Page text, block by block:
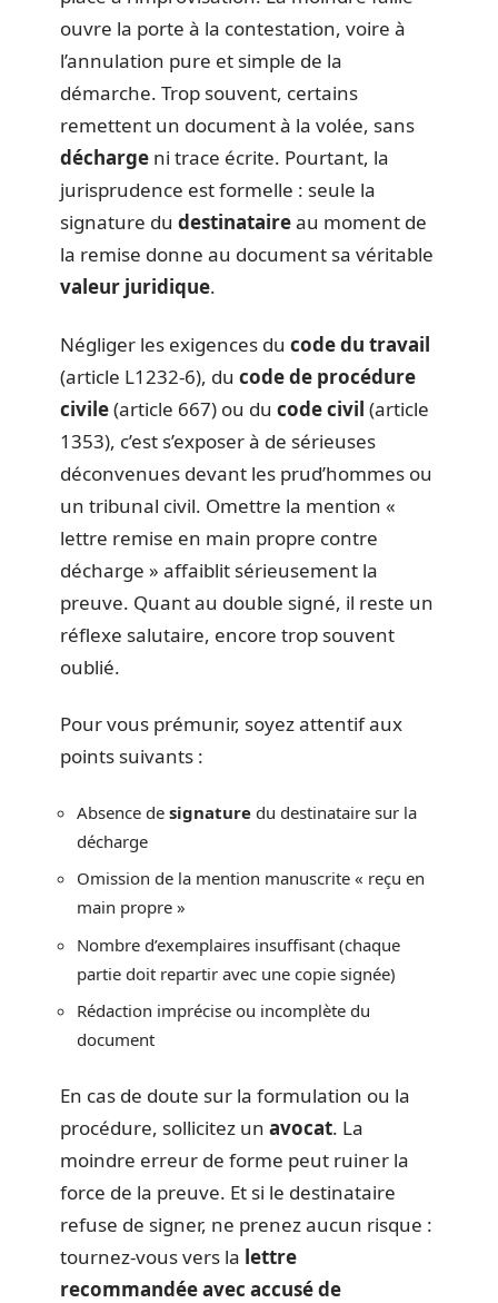
ouvre la porte à la contestation, voire à
l’annulation pure et simple de la
démarche. Trop souvent, certains
remettent un document à la volée, sans
décharge ni trace écrite. Pourtant, la
jurisprudence est formelle : seule la
signature du destinataireau moment de
la remise donne au document sa véritable
valeur juridique.
Négliger les exigences du code du travail
(article L1232-6), du code de procédure
civile(article 667) ou du code civil (article
1353), c’est s’exposer à de sérieuses
déconvenues devant les prud’hommes ou
un tribunal civil. Omettre la mention «
lettre remise en main propre contre
décharge » affaiblit sérieusement la
preuve. Quant au double signé, il reste un
réflexe salutaire, encore trop souvent
oublié.
Pour vous prémunir, soyez attentif aux
points suivants :
Absence de signature du destinataire sur la
décharge
Omission de la mention manuscrite « reçu en
main propre »
Nombre d’exemplaires insuffisant (chaque
partie doit repartir avec une copie signée)
Rédaction imprécise ou incomplète du
document
En cas de doute sur la formulation ou la
procédure, sollicitez un avocat. La
moindre erreur de forme peut ruiner la
force de la preuve. Et si le destinataire
refuse de signer, ne prenez aucun risque :
tournez-vous vers la lettre
recommandée avec accusé de